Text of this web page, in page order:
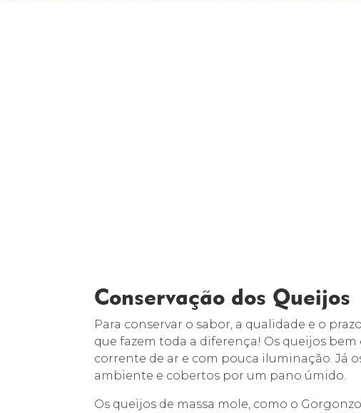
Conservação dos Queijos
Para conservar o sabor, a qualidade e o
que fazem toda a diferença! Os queijos
corrente de ar e com pouca iluminação. Já
ambiente e cobertos por um pano úmido.
Os queijos de massa mole, como o